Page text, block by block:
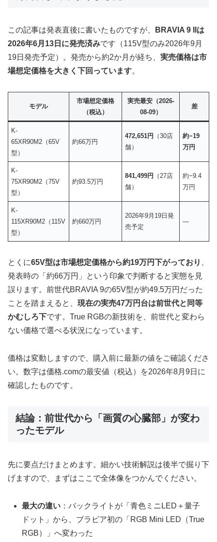
この記事は発表直後に書いたものですが、
BRAVIA 9 IIは
2026年6月13日に発売済みです（115V型のみ2026年9月
19日発売予定）。発売から約2か月が経ち、 実売価格は市
場想定価格を大きく下回っています。
モデル
市場想定価格
（税込）
実売最安（2026-
08-09）
差
K-
65XR90M2（65V
型）
約66万円
472,651円
（30店
舗）
約−19
万円
K-
75XR90M2（75V
型）
約93.5万円
841,499円
（27店
舗）
約−9.4
万円
K-
115XR90M2（115V
型）
約660万円
2026年9月19日発
売予定
—
とくに65V型は市場想定価格から約19万円下がっており
発表時の「約66万円」という印象で判断すると実態を見
誤ります。前世代BRAVIA 9の65V型が約49.5万円だった
ことを踏まえると、 現在の実売47万円台は前世代と同等
かむしろ下です。True RGBの新技術を、前世代と変わら
ない価格で選べる状況になっています。
価格は変動しますので、購入前に最新の値をご確認くださ
い。数字は価格.comの最安値（税込）を2026年8月9日に
確認したものです。
結論：前世代から「画質の心臓部」が変わ
ったモデル
先に要点だけまとめます。細かい技術解説は後半で掘り下
げますので、まずはここで全体像をつかんでください。
最大の違い ：バックライトが「青色ミニLED＋量子
ドット」から、ブラビア初の「RGB Mini LED（True
RGB）」へ変わった